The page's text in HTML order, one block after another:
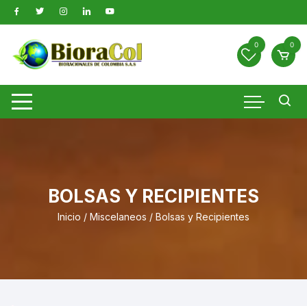
Saltar
al
contenido
0 0
BOLSAS Y RECIPIENTES
Inicio / Miscelaneos / Bolsas y Recipientes